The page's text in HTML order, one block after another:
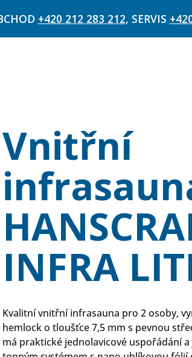
+420 212 283 212, SERVIS
Vnitřní
INFRA
Kvalitní vnitřní infrasauna pro 2 osoby,
hemlock o tloušťce 7,5 mm s pevnou
má praktické jednolavicové uspořádání